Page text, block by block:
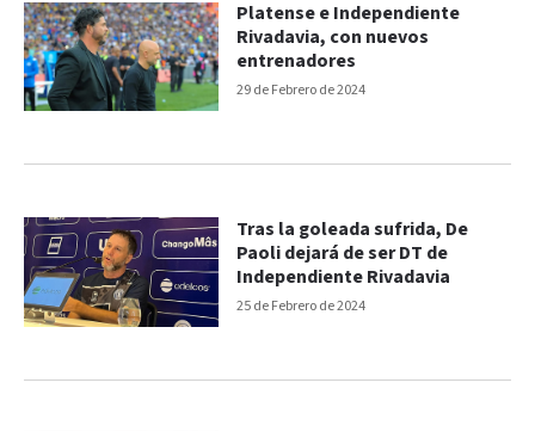
29 de Febrero de 2024
Platense e Independiente
Rivadavia, con nuevos
entrenadores
25 de Febrero de 2024
Tras la goleada sufrida, De
Paoli dejará de ser DT de
Independiente Rivadavia